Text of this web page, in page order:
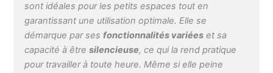
sont idéales pour les petits espaces tout en
garantissant une utilisation optimale. Elle se
démarque par sesfonctionnalités variées et sa
capacité à êtresilencieuse, ce qui la rend pratique
pour travailler à toute heure. Même si elle peine